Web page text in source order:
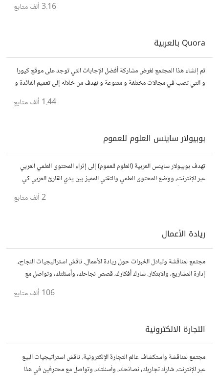
3.16 ألف متابع
Quora بالعربية
تم إنشاء هذا المجتمع لغرض مشاركة أفضل الإجابات التي توجد على موقع كيورا
و التي تصب في مجالات مختلفة و متنوعة و نهدف من خلاله إلى تعميم الفائدة و
1.44 ألف متابع
بوبيولار ساينس العلوم للعموم
تهدف بوبيولار ساينس العربية (العلوم للعموم) إلى إثراء المحتوى العلمي العربي
عبر الإنترنت، ووضع المحتوى العلمي والتقني المميز بين يدي القارئ العربي كي
2 ألف متابع
ريادة الأعمال
مجتمع لمناقشة وتبادل الخبرات حول ريادة الأعمال. ناقش استراتيجيات النجاح،
إدارة المشاريع، والابتكار. شارك أفكارك، قصص نجاحك، وأسئلتك، وتواصل مع
106 ألف متابع
التجارة الالكترونية
مجتمع لمناقشة واستكشاف عالم التجارة الإلكترونية. ناقش استراتيجيات البيع
عبر الإنترنت. شارك تجاربك، نصائحك، وأسئلتك، وتواصل مع محترفين في هذا